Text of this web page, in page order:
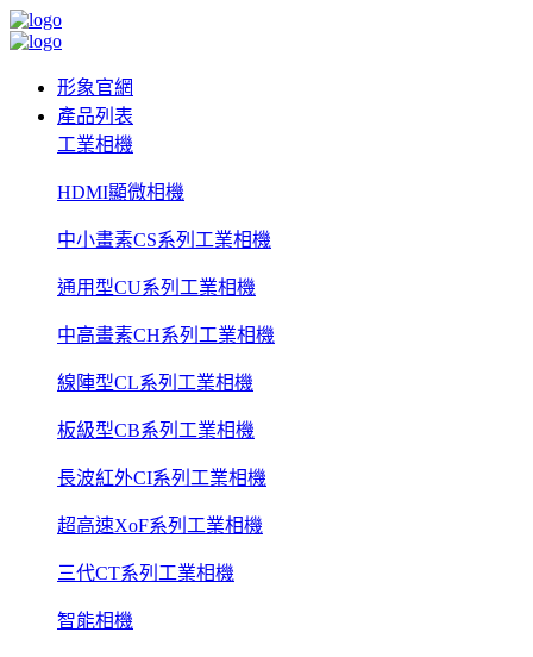
形象官網
產品列表
工業相機
HDMI顯微相機
中小畫素CS系列工業相機
通用型CU系列工業相機
中高畫素CH系列工業相機
線陣型CL系列工業相機
板級型CB系列工業相機
長波紅外CI系列工業相機
超高速XoF系列工業相機
三代CT系列工業相機
智能相機